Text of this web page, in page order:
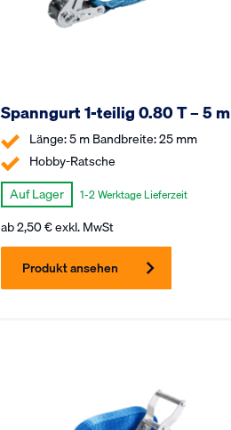
Spanngurt 1-teilig 0.80 T – 5 m
Länge: 5 m Bandbreite: 25 mm
Hobby-Ratsche
Auf Lager
1-2 Werktage Lieferzeit
ab2,50€exkl. MwSt
Produkt ansehen